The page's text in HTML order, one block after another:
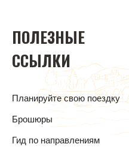
ПОЛЕЗНЫЕ
ССЫЛКИ
Планируйте свою поездку
Брошюры
Гид по направлениям